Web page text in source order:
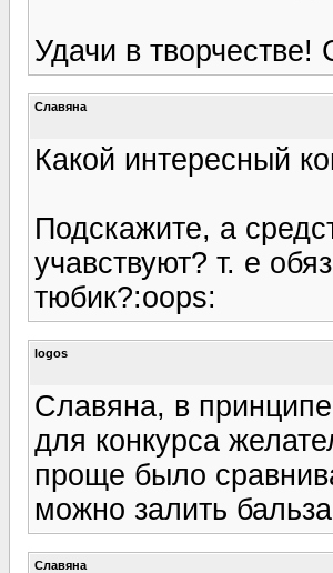
Удачи в
Славяна
Какой интересный
Подскажите, а
учавствуют? т. е
тюбик?:oops:
logos
Славяна, в
для конкурса
проще было
можно залить
Славяна